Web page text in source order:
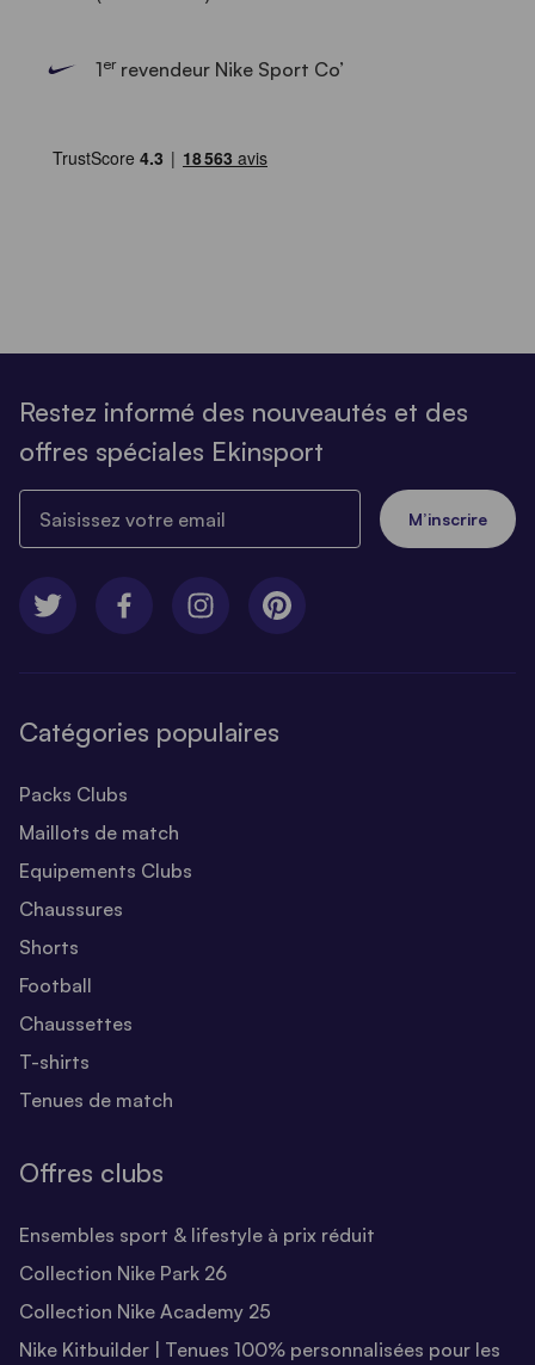
1errevendeur Nike Sport Co’
Restez informé des nouveautés et des
offres spéciales Ekinsport
M’inscrire
Catégories populaires
Packs Clubs
Maillots de match
Equipements Clubs
Chaussures
Shorts
Football
Chaussettes
T-shirts
Tenues de match
Offres clubs
Ensembles sport & lifestyle à prix réduit
Collection Nike Park 26
Collection Nike Academy 25
Nike Kitbuilder | Tenues 100% personnalisées pour les